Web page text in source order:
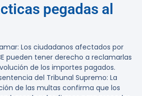
pegadas al
: Los ciudadanos afectados por
pueden tener derecho a reclamarlas
de los importes pagados.
del Tribunal Supremo: La
de las multas confirma que los